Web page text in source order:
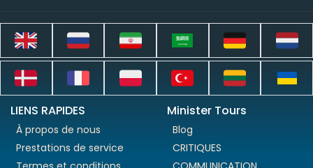
LIENS RAPIDES
À propos de nous
Prestations de service
Minister Tours
Blog
CRITIQUES